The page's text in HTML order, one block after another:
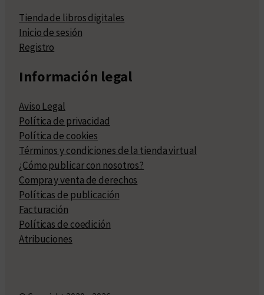
Tienda de libros digitales
Inicio de sesión
Registro
Información legal
Aviso Legal
Política de privacidad
Política de cookies
Términos y condiciones de la tienda virtual
¿Cómo publicar con nosotros?
Compra y venta de derechos
Políticas de publicación
Facturación
Políticas de coedición
Atribuciones